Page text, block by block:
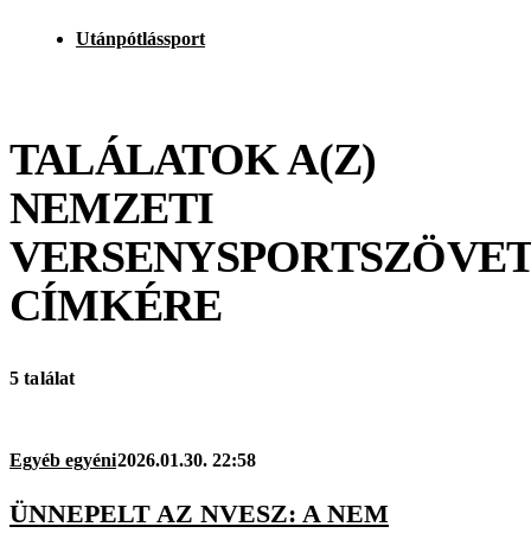
Utánpótlássport
TALÁLATOK A(Z)
NEMZETI
CÍMKÉRE
5 találat
Egyéb egyéni2026.01.30. 22:58
ÜNNEPELT AZ NVESZ: A NEM